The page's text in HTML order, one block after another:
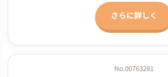
さらに詳しく
No.00763281